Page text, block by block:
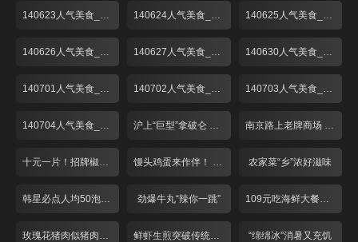
140623人气美食_001 140624人气美食_001 140625人气美食_001
140626人气美食_001 140627人气美食_001 140630人气美食_001
140701人气美食_001 140702人气美食_001 140703人气美食_001
140704人气美食_001 沪上“巨型”拿破仑 人气高涨价不高！ 南京路上老牌商场 美食广场折扣多！
十元一片！招牌椒盐炸猪手 馒头鸡蛋来作伴！ 经典红烧肉只卖28？ 农家菜“乡”浓好滋味
韩星必点人均50泡菜锅 劲爆牛丸“辣你一跳” 109元吃海鲜大餐物超所值
玫瑰花猪肉似猪肉又似牛肉 鲜虾生煎突破传统味道鲜美 “绵绵冰”消暑又充饥